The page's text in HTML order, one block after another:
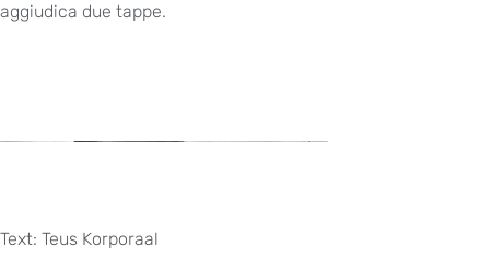
aggiudica due tappe.
Text: Teus Korporaal